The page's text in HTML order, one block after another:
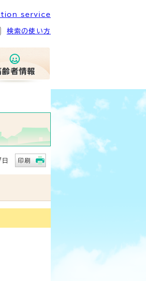
service
検索の使い方
印刷